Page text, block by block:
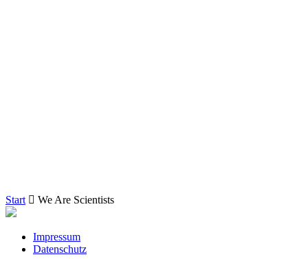
Start We Are Scientists
Impressum
Datenschutz